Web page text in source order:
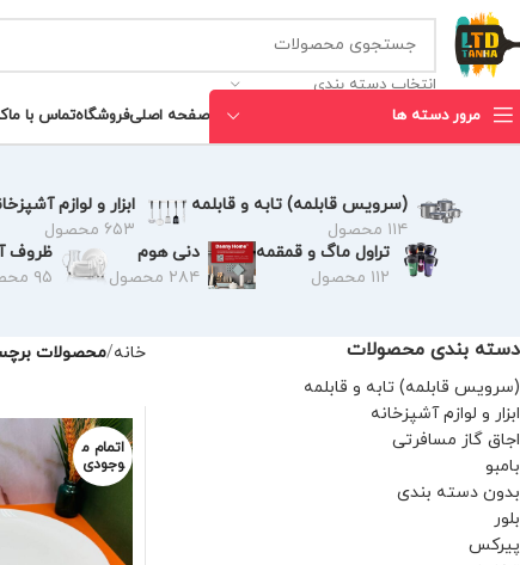
انتخاب دسته بندی
مرور دسته ها صفحه اصلیفروشگاهتماس با ما
(سرویس قابلمه) تابه و قابلمه
۱۱۴ محصول
ابزار و لوازم
۶۵۳ محصول
تراول ماگ و قمقمه
۱۱۲ محصول
دنی هوم
۲۸۴ محصول
ظروف
۹۵ محصول
دسته بندی محصولات
(سرویس قابلمه) تابه و قابلمه
ابزار و لوازم آشپزخانه
اجاق گاز مسافرتی
بامبو
بدون دسته بندی
بلور
پیرکس
خانه محصولات
اتمام م
وجودی